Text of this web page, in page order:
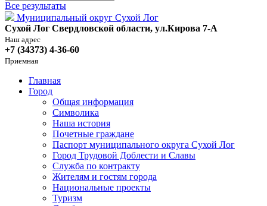
Все результаты
Муниципальный округ Сухой Лог
Сухой Лог Свердловской области, ул.Кирова 7-А
Наш адрес
+7 (34373) 4-36-60
Приемная
Главная
Город
Общая информация
Символика
Наша история
Почетные граждане
Паспорт муниципального округа Сухой Лог
Город Трудовой Доблести и Славы
Служба по контракту
Жителям и гостям города
Национальные проекты
Туризм